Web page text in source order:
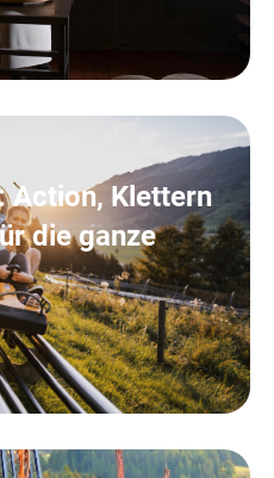
Action, Klettern
die ganze